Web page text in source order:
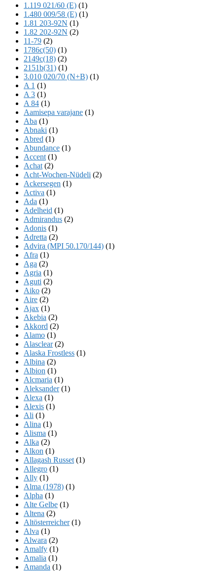
1.119 021/60 (E) (1)
1.480 009/58 (E) (1)
1.81 203-92N (1)
1.82 202-92N (2)
11-79 (2)
1786c(50) (1)
2149c(18) (2)
2151b(31) (1)
3.010 020/70 (N+B) (1)
A 1 (1)
A 3 (1)
A 84 (1)
Aamisepa varajane (1)
Aba (1)
Abnaki (1)
Abred (1)
Abundance (1)
Accent (1)
Achat (2)
Acht-Wochen-Nüdeli (2)
Ackersegen (1)
Activa (1)
Ada (1)
Adelheid (1)
Admirandus (2)
Adonis (1)
Adretta (2)
Advira (MPI 50.170/144) (1)
Afra (1)
Aga (2)
Agria (1)
Aguti (2)
Aiko (2)
Aire (2)
Ajax (1)
Akebia (2)
Akkord (2)
Alamo (1)
Alasclear(2)
Alaska Frostless (1)
Albina (2)
Albion (1)
Alcmaria (1)
Aleksander(1)
Alexa (1)
Alexis (1)
Ali (1)
Alina (1)
Alisma (1)
Alka (2)
Alkon (1)
Allagash Russet (1)
Allegro (1)
Ally (1)
Alma (1978) (1)
Alpha (1)
Alte Gelbe (1)
Altena (2)
Altösterreicher(1)
Alva (1)
Alwara (2)
Amalfy (1)
Amalia (1)
Amanda (1)